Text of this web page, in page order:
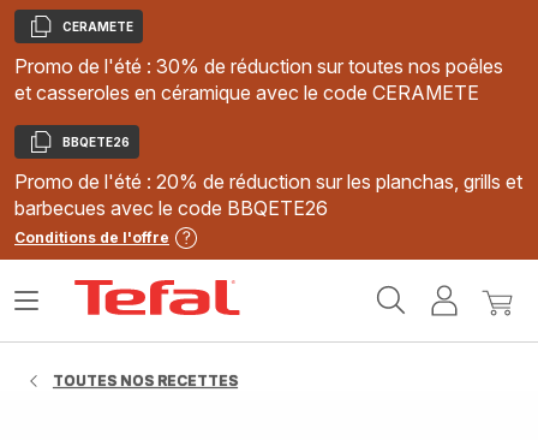
Copier
CERAMETE
Promo de l'été : 30% de réduction sur toutes nos poêles
et casseroles en céramique avec le code CERAMETE
Copier
BBQETE26
Promo de l'été : 20% de réduction sur les planchas, grills et
barbecues avec le code BBQETE26
Conditions de l'offre
MonMon
Ouvrir
TOUTES NOS RECETTES